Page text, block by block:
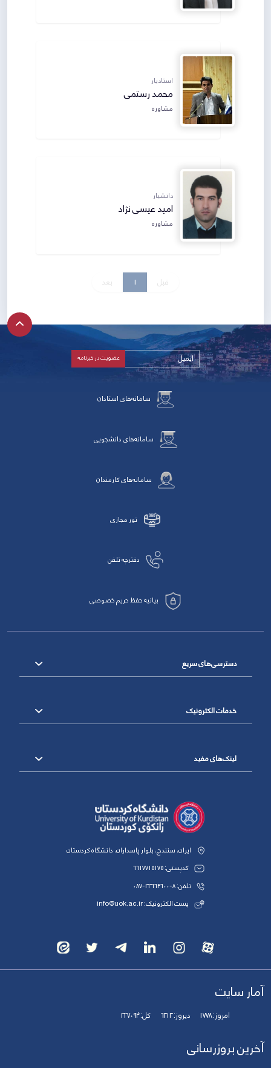
استادیار
محمد رستمی
مشاوره
دانشیار
امید عیسی نژاد
مشاوره
قبل 1 بعد
سامانه‌های استادان
سامانه‌های دانشجویی
سامانه‌های کارمندان
تور مجازی
دفترچه تلفن
بیانیه حفظ حریم خصوصی
دسترسی‌های سریع
خدمات الکترونیک
لینک‌های مفید
ایران، سنندج، بلوار پاسداران، دانشگاه کردستان
کدپستی: 6617715175
تلفن: 8-33664600-087
پست الکترونیک: info@uok.ac.ir
آمار سایت
امروز:1778 دیروز:6313 کل:327094
آخرین بروزرسانی